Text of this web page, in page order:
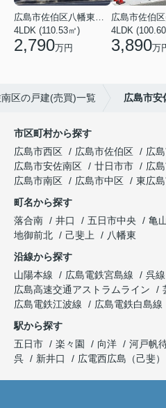
広島市佐伯区八幡東４丁目
4LDK (110.53㎡)
2,790万円
4LDK
3,890万
区の戸建(売買)一覧 広島市
市区町村から探す
広島市西区
広島市佐伯区
広
広島市安佐南区
廿日市市 広
広島市南区
広島市中区
東広
町名から探す
落合南
井口 五日市中央 亀
地御前北
己斐上
八幡東
沿線から探す
山陽本線
広島電鉄宮島線 呉線
広島高速交通アストラムライン
広島電鉄江波線
広島電鉄白島線
駅から探す
五日市
楽々園 向洋 河戸帆
呉
新井口 広電西広島（己斐）